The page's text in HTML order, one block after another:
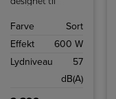
smart teknologi
støvsugning. Den
fjernbetjening på
Farve
Sort
Effekt
600 W
Lydniveau
57
dB(A)